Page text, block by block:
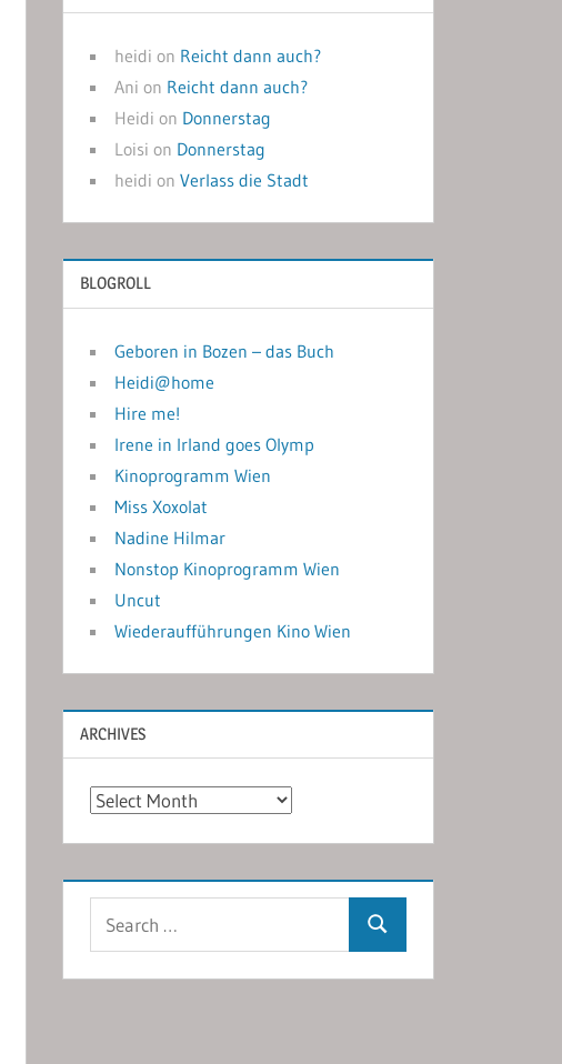
heidi on Reicht dann auch?
Ani on Reicht dann auch?
Heidi on Donnerstag
Loisi on Donnerstag
heidi onVerlass die Stadt
BLOGROLL
Geboren in Bozen – das Buch
Heidi@home
Hire me!
Irene in Irland goes Olymp
Kinoprogramm Wien
Miss Xoxolat
Nadine Hilmar
Nonstop Kinoprogramm Wien
Uncut
Wiederaufführungen Kino Wien
ARCHIVES
Archives
Search